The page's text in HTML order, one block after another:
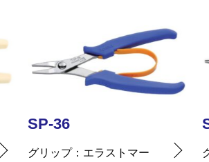
SP-26
グリップ
エラストマー